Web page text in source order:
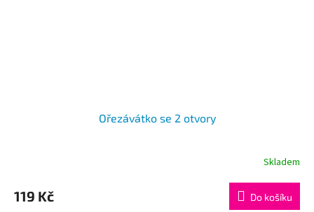
Ořezávátko se 2 otvory
Skladem
119 Kč Do košíku